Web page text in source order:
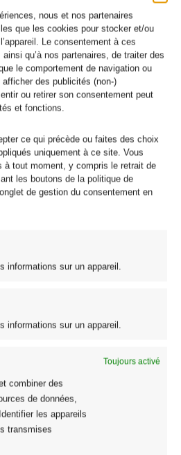
nous et nos partenaires
que les cookies pour stocker et/ou
Le consentement à ces
qu’à nos partenaires, de traiter des
le comportement de navigation ou
des publicités (non-)
ou retirer son consentement peut
et fonctions.
ce qui précède ou faites des choix
uniquement à ce site. Vous
à tout moment, y compris le retrait de
les boutons de la politique de
de gestion du consentement en
informations sur un appareil.
informations sur un appareil.
Toujours activé
combiner des
de données,
les appareils
transmises